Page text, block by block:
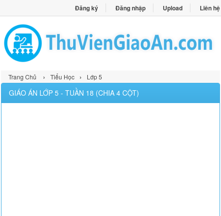
Đăng ký Đăng nhập Upload Liên hệ
Trang Chủ › Tiểu Học › Lớp 5
GIÁO ÁN LỚP 5 - TUẦN 18 (CHIA 4 CỘT)